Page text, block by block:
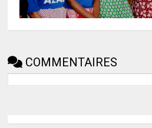
COMMENTAIRES